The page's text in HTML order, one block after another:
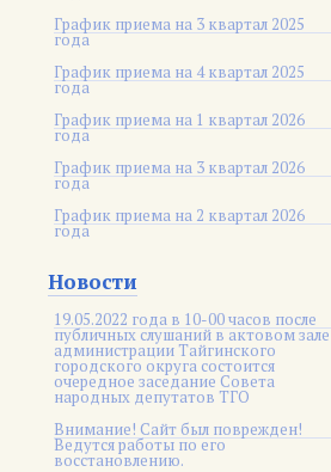
График приема на 3 квартал 2025
года
График приема на 4 квартал 2025
года
График приема на 1 квартал 2026
года
График приема на 3 квартал 2026
года
График приема на 2 квартал 2026
года
Новости
19.05.2022 года в 10-00 часов после
публичных слушаний в актовом зале
администрации Тайгинского
городского округа состоится
очередное заседание Совета
народных депутатов ТГО
Внимание! Сайт был поврежден!
Ведутся работы по его
восстановлению.